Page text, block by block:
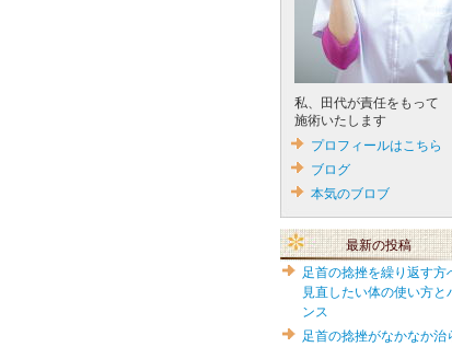
私、田代が責任をもって
施術いたします
プロフィールはこちら
ブログ
本気のブロブ
最新の投稿
足首の捻挫を繰り返す方
見直したい体の使い方と
ンス
足首の捻挫がなかなか治